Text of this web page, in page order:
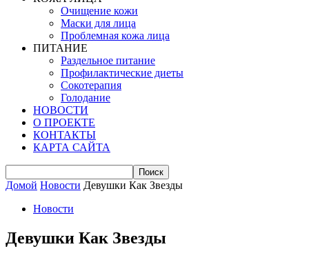
Очищение кожи
Маски для лица
Проблемная кожа лица
ПИТАНИЕ
Раздельное питание
Профилактические диеты
Сокотерапия
Голодание
НОВОСТИ
О ПРОЕКТЕ
КОНТАКТЫ
КАРТА САЙТА
Домой Новости Девушки Как Звезды
Новости
Девушки Как Звезды